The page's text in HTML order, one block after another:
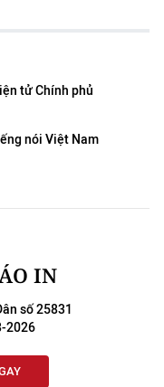
tử Chính phủ
nói Việt Nam
IN
số 25831
2026